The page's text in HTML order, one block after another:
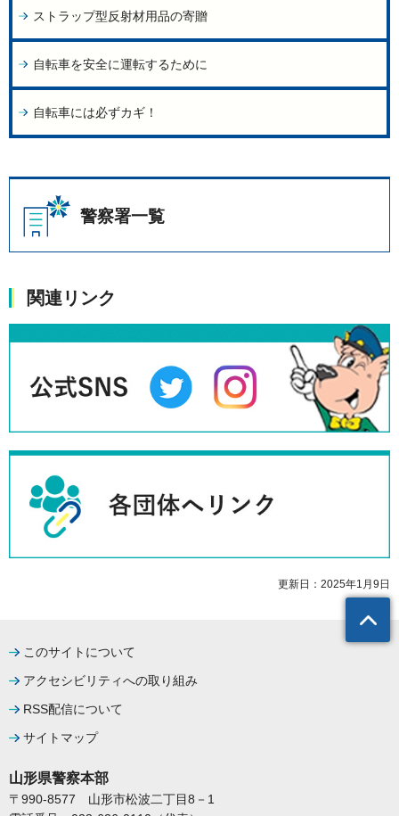
ストラップ型反射材用品の寄贈
自転車を安全に運転するために
自転車には必ずカギ！
警察署一覧
関連リンク
更新日：2025年1月9日
このサイトについて
アクセシビリティへの取り組み
RSS配信について
サイトマップ
山形県警察本部
〒990-8577
山形市松波二丁目8－1